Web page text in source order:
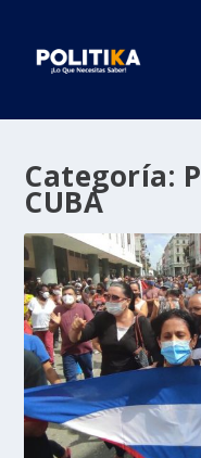
Categoría:
CUBA